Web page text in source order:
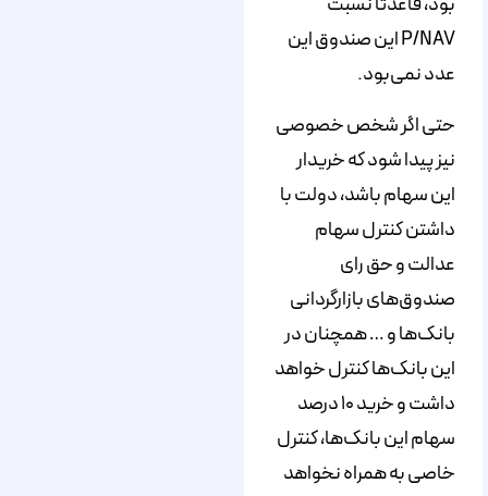
P/NAV این صندوق این
عدد نمی‌بود.
حتی اگر شخص خصوصی
نیز پیدا شود که خریدار
این سهام باشد، دولت با
داشتن کنترل سهام
عدالت و حق رای
صندوق‌های بازارگردانی
بانک‌ها و … همچنان در
این بانک‌ها کنترل خواهد
داشت و خرید ۱۰ درصد
سهام این بانک‌ها، کنترل
خاصی به همراه نخواهد